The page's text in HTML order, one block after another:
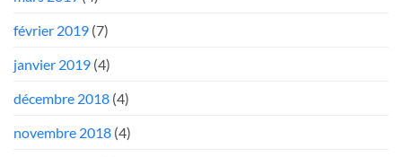
février 2019 (7)
janvier 2019 (4)
décembre 2018 (4)
novembre 2018 (4)